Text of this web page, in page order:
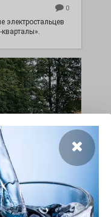
0
электростальцев
0